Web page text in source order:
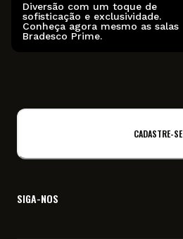
Diversão com um toque de
sofisticação e exclusividade.
Conheça agora mesmo as salas
Bradesco Prime.
CADASTRE-SE
SIGA-NOS